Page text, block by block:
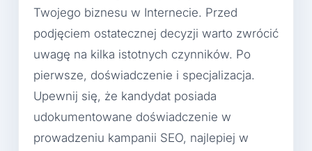
Twojego biznesu w Internecie. Przed
podjęciem ostatecznej decyzji warto zwrócić
uwagę na kilka istotnych czynników. Po
pierwsze, doświadczenie i specjalizacja.
Upewnij się, że kandydat posiada
udokumentowane doświadczenie w
prowadzeniu kampanii SEO, najlepiej w